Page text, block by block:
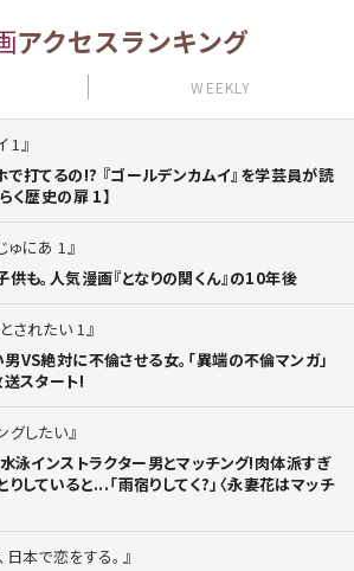
アクセスランキング
WEEKLY
1
で打てるの!? 『ゴールデンカムイ』を学芸員が読
く歴史の扉 1】
ゅにあ 1
も。人気漫画『となりの関くん』の10年後
されたい 1
VS絶対に不倫させる女。「異端の不倫マンガ」
送スタート!
グしたい
水泳インストラクター男とマッチング!肉体派すぎ
りしていると...「雨宿りしてく?」〈永妻花はマッチ
本で恋をする。